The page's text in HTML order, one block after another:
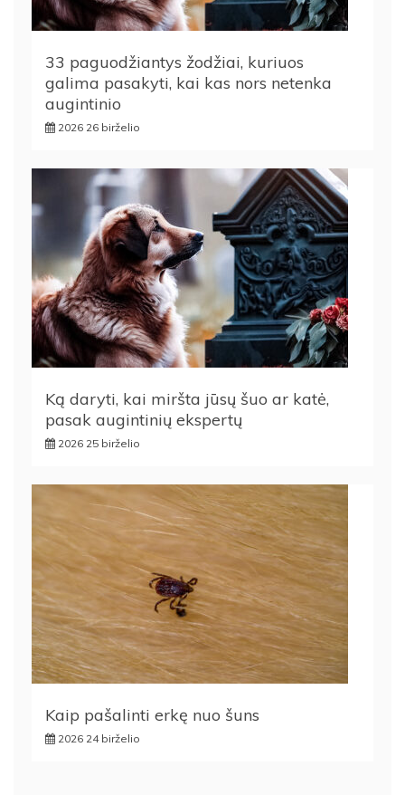
33 paguodžiantys žodžiai, kuriuos
galima pasakyti, kai kas nors netenka
augintinio
2026 26 birželio
Ką daryti, kai miršta jūsų šuo ar katė,
pasak augintinių ekspertų
2026 25 birželio
Kaip pašalinti erkę nuo šuns
2026 24 birželio